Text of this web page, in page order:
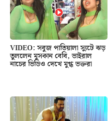
VIDEO: সবুজ পাতিয়ালা স্যুটে ঝড়
তুললেন মুসকান বেবি, ভাইরাল
নাচের ভিডিও দেখে মুগ্ধ ভক্তরা